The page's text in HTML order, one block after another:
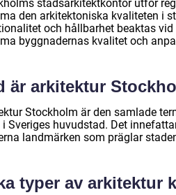
stadsarkitektkontor utför
den arkitektoniska kvaliteten i
och hållbarhet beaktas
byggnadernas kvalitet och
är arkitektur
Stockholm är den samlade
Sveriges huvudstad. Det
landmärken som präglar
typer av arkitektur